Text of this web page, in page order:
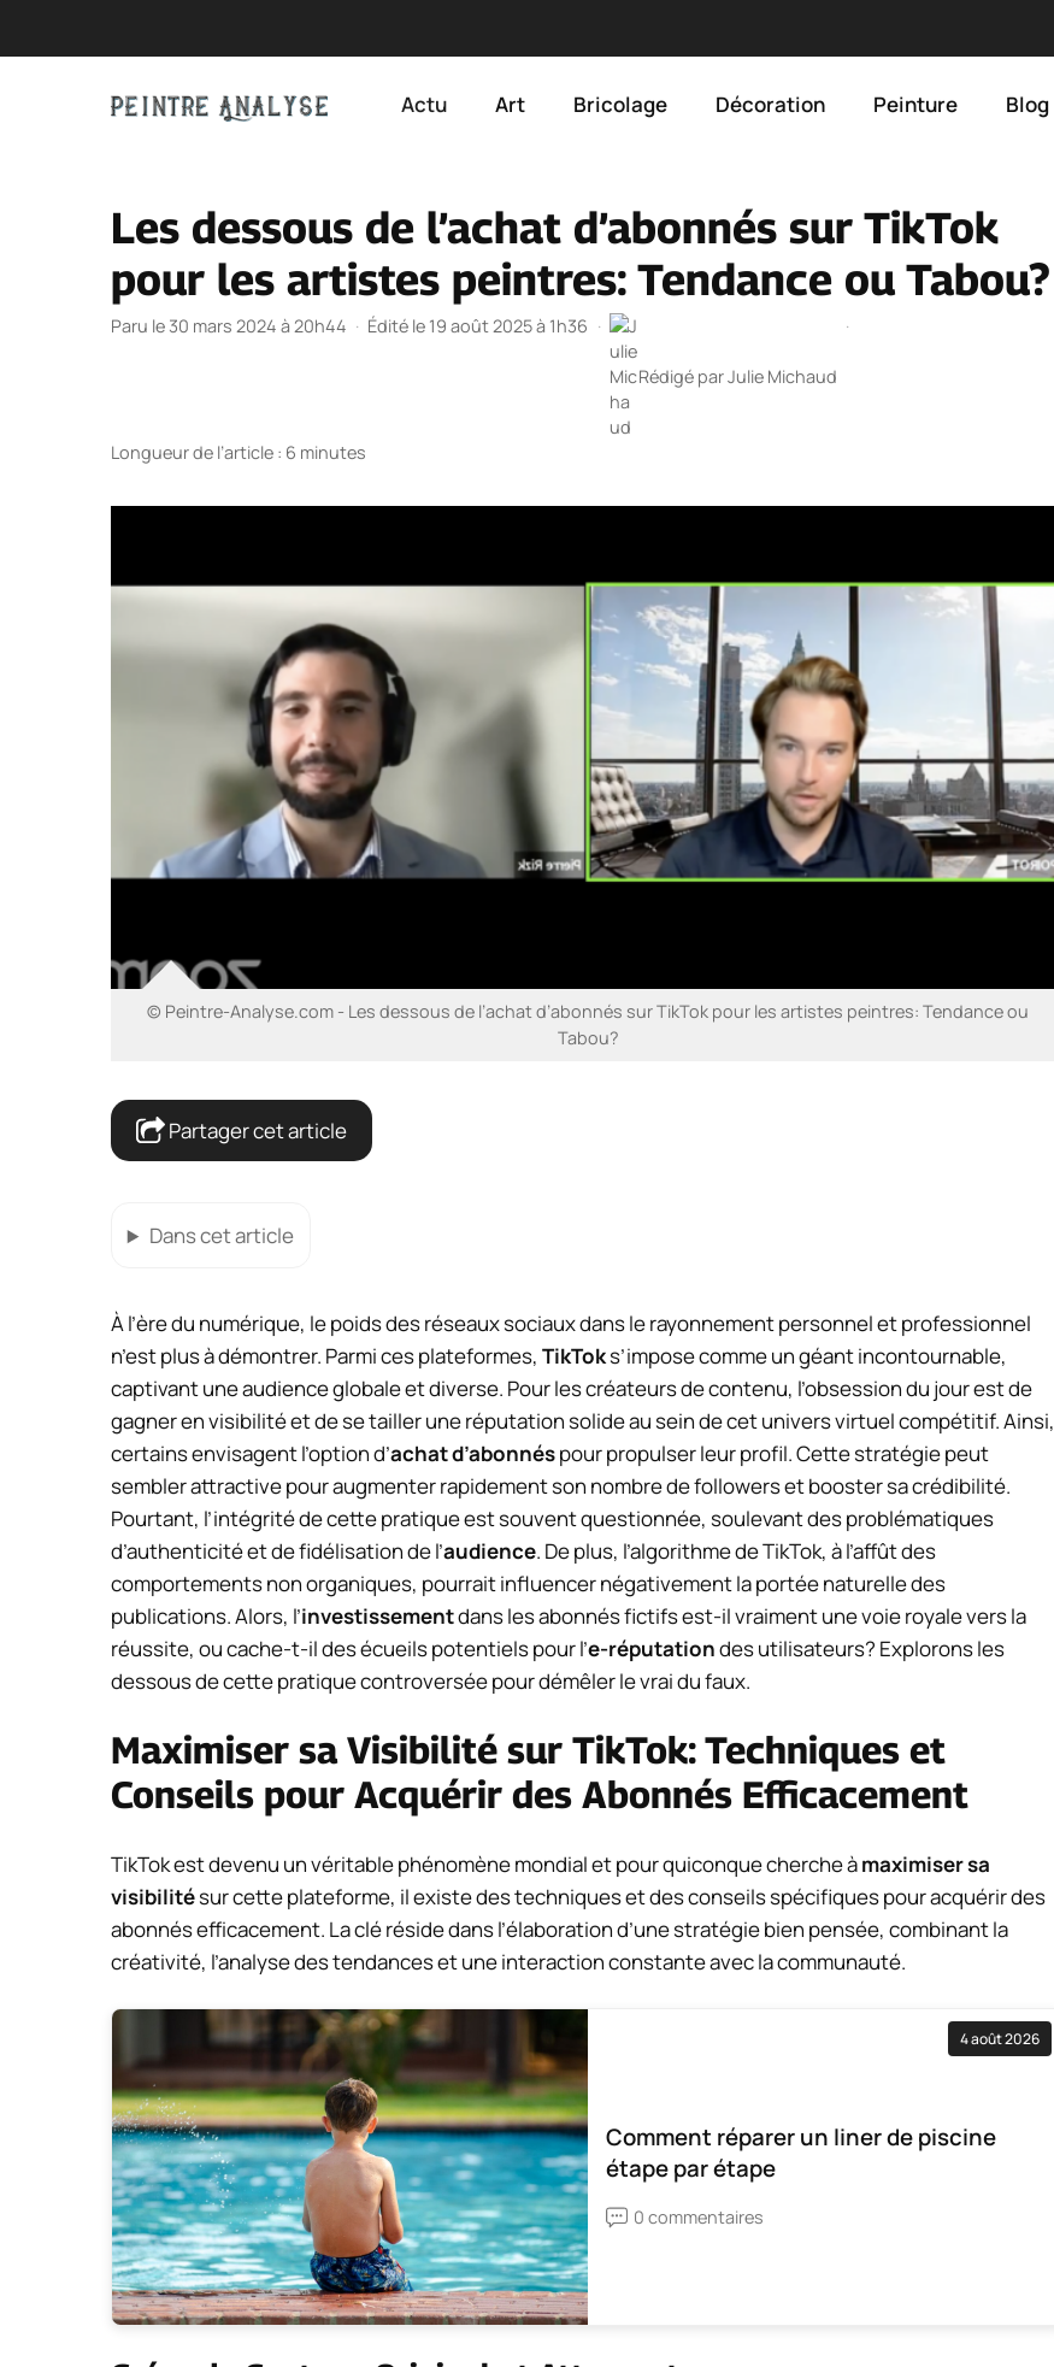
Actu Art Bricolage Décoration Peinture Blog
Les dessous de l’achat d’abonnés sur TikTok
pour les artistes peintres: Tendance ou Tabou?
Paru le 30 mars 2024 à 20h44 · Édité le 19 août 2025 à 1h36 ·
Rédigé parJulie Michaud
·
Longueur de l’article : 6 minutes
© Peintre-Analyse.com - Les dessous de l’achat d’abonnés sur TikTok pour les artistes peintres: Tendance ou
Tabou?
Partager cet article
Dans cet article
À l’ère du numérique, le poids des réseaux sociaux dans le rayonnement personnel et professionnel
n’est plus à démontrer. Parmi ces plateformes, TikToks’impose comme un géant incontournable,
captivant une audience globale et diverse. Pour les créateurs de contenu, l’obsession du jour est de
gagner en visibilité et de se tailler une réputation solide au sein de cet univers virtuel compétitif. Ainsi,
certains envisagent l’option d’achat d’abonnéspour propulser leur profil. Cette stratégie peut
sembler attractive pour augmenter rapidement son nombre de followers et booster sa crédibilité.
Pourtant, l’intégrité de cette pratique est souvent questionnée, soulevant des problématiques
d’authenticité et de fidélisation de l’audience. De plus, l’algorithme de TikTok, à l’affût des
comportements non organiques, pourrait influencer négativement la portée naturelle des
publications. Alors, l’investissementdans les abonnés fictifs est-il vraiment une voie royale vers la
réussite, ou cache-t-il des écueils potentiels pour l’e-réputationdes utilisateurs? Explorons les
dessous de cette pratique controversée pour démêler le vrai du faux.
Maximiser sa Visibilité sur TikTok: Techniques et
Conseils pour Acquérir des Abonnés Efficacement
TikTok est devenu un véritable phénomène mondial et pour quiconque cherche àmaximiser sa
visibilitésur cette plateforme, il existe des techniques et des conseils spécifiques pour acquérir des
abonnés efficacement. La clé réside dans l’élaboration d’une stratégie bien pensée, combinant la
créativité, l’analyse des tendances et une interaction constante avec la communauté.
4 août 2026
Comment réparer un liner de piscine
étape par étape
0 commentaires